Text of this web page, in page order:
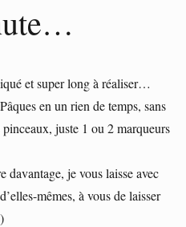
et super long à réaliser…
en un rien de temps, sans
juste 1 ou 2 marqueurs
davantage, je vous laisse avec
mêmes, à vous de laisser